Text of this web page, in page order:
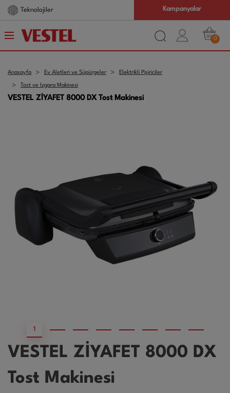
Teknolojiler Kampanyalar
0
Anasayfa Ev Aletleri ve Süpürgeler Elektrikli Pişiriciler
Tost ve Izgara Makinesi
VESTEL ZİYAFET 8000 DX Tost Makinesi
1
VESTEL ZİYAFET 8000 DX
Tost Makinesi